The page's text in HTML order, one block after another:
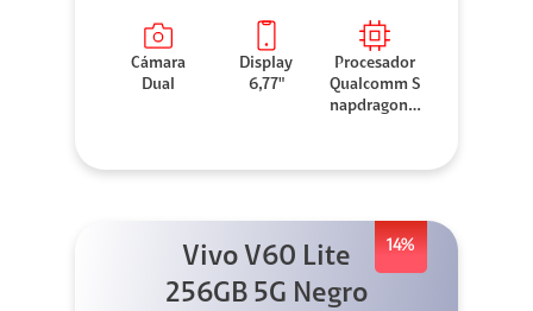
Cámara
Dual
Display
6,77"
Procesador
Qualcomm S
napdragon 7
14%
Vivo V60 Lite
256GB 5G Negro